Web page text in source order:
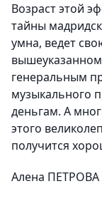
Возраст этой
тайны
умна, ведет
вышеуказанном
генеральным
музыкального
деньгам. А
этого
получится
Алена ПЕТРОВА